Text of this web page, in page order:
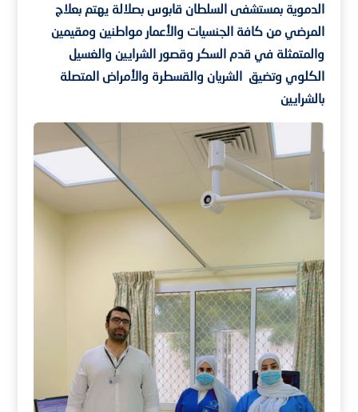
الدموية بمستشفى السلطان قابوس بصلالة يهتم بعلاج
المرضي من كافة الجنسيات والأعمار مواطنين ومقيمين
والمتمثلة في قدم السكر وقصور الشرايين والغسيل
الكلوي وتضيق الشريان والقسطرة والأمراض المتصلة
بالشرايين